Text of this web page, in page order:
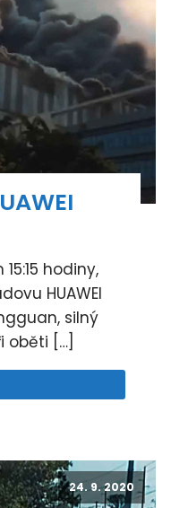
hodiny,
HUAWEI
silný
oběti […]
24. 9. 2020